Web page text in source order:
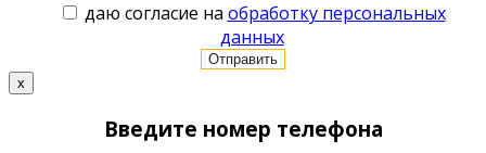
даю согласие на обработку персональных
данных
x
Введите номер телефона